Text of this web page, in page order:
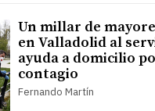
Un millar de
en Valladolid al
ayuda a domicilio
contagio
Fernando Martín